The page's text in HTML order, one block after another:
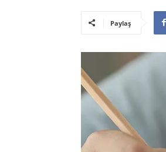
Paylaş